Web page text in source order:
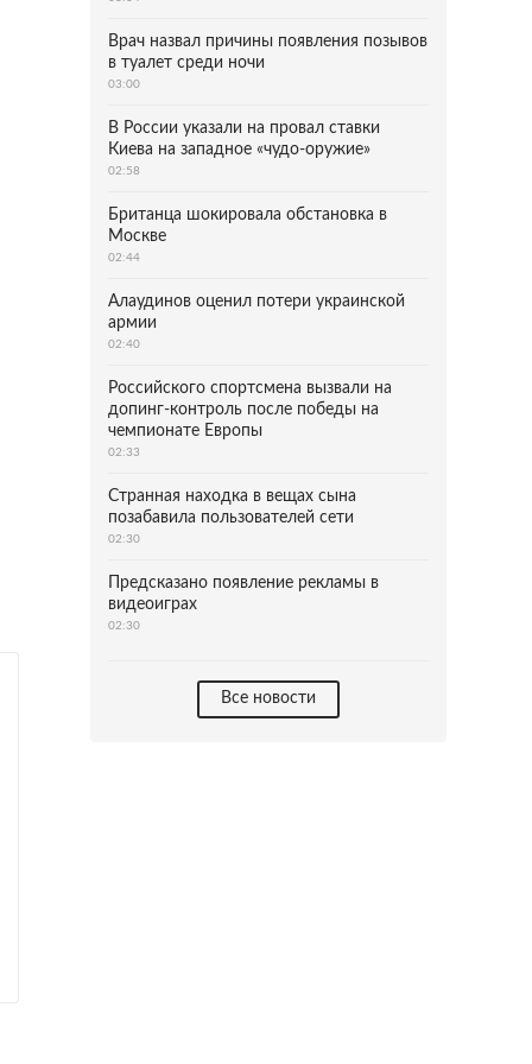
Врач назвал причины появления позывов
в туалет среди ночи
03:00
В России указали на провал ставки
Киева на западное «чудо-оружие»
02:58
Британца шокировала обстановка в
Москве
02:44
Алаудинов оценил потери украинской
армии
02:40
Российского спортсмена вызвали на
допинг-контроль после победы на
чемпионате Европы
02:33
Странная находка в вещах сына
позабавила пользователей сети
02:30
Предсказано появление рекламы в
видеоиграх
02:30
Все новости